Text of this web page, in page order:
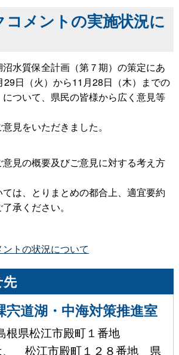
メントの実施状況に
水質保全計画（第７期）の策定にあ
29日（火）から11月28日（木）までの
ついて、県民の皆様から広く意見等
見をいただきました。
見の概要及びご意見に対する考え方
は、とりまとめの都合上、適宜要約
承ください。
トの状況について
宍道湖・中海対策推進室
県松江市殿町１番地
松江市殿町１２８番地 県